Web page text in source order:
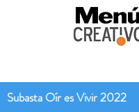
Subasta Oír es Vivir 2022